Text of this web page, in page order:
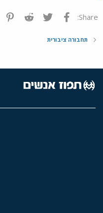
Share: פייסבוק Twitter
Reddit
תחבורה ציבורית